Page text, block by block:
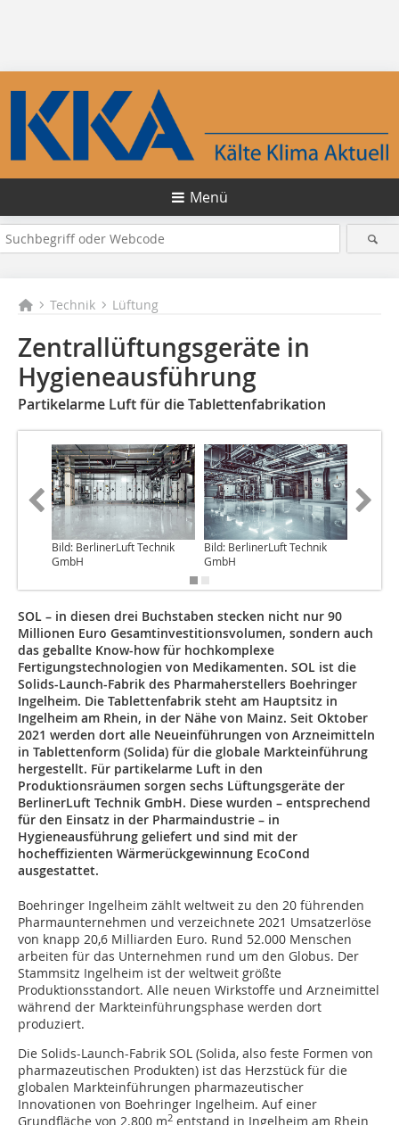
Menü
Technik Lüftung
Zentrallüftungsgeräte in
Hygieneausführung
Partikelarme Luft für die Tablettenfabrikation
Bild: BerlinerLuft Technik
GmbH
Bild: BerlinerLuft Technik
GmbH
SOL – in diesen drei Buchstaben stecken nicht nur 90
Millionen Euro Gesamtinvestitionsvolumen, sondern auch
das geballte Know-how für hochkomplexe
Fertigungstechnologien von Medikamenten. SOL ist die
Solids-Launch-­Fabrik des Pharmaherstellers Boehringer
Ingelheim. Die Tablettenfabrik steht am Hauptsitz in
Ingelheim am Rhein, in der Nähe von Mainz. Seit Oktober
2021 werden dort alle Neueinführungen von Arzneimitteln
in Tablettenform (Solida) für die globale Markteinführung
hergestellt. Für partikelarme Luft in den
Produktionsräumen sorgen sechs Lüftungsgeräte der
BerlinerLuft Technik GmbH. Diese wurden – entsprechend
für den Einsatz in der Pharmaindustrie – in
Hygieneausführung geliefert und sind mit der
hocheffizienten Wärmerückgewinnung EcoCond
ausgestattet.
Boehringer Ingelheim zählt weltweit zu den 20 führenden
Pharmaunternehmen und verzeichnete 2021 Umsatzerlöse
von knapp 20,6 Milliarden Euro. Rund 52.000 Menschen
arbeiten für das Unternehmen rund um den Globus. Der
Stammsitz Ingelheim ist der weltweit größte
Produktionsstandort. Alle neuen Wirkstoffe und Arzneimittel
während der Markteinführungsphase werden dort
produziert.
Die Solids-Launch-Fabrik SOL (Solida, also feste Formen von
pharmazeutischen Produkten) ist das Herzstück für die
globalen Markteinführungen pharmazeutischer
Innovationen von Boehringer Ingelheim. Auf einer
Grundfläche von 2.800 m2 entstand in Ingelheim am Rhein